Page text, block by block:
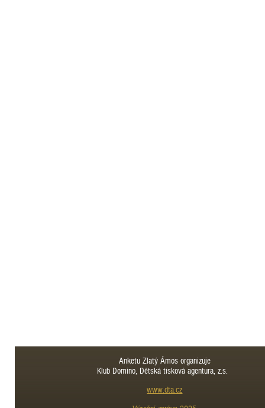
Anketu Zlatý Ámos organizuje
Klub Domino, Dětská tisková agentura, z.s.
www.dta.cz